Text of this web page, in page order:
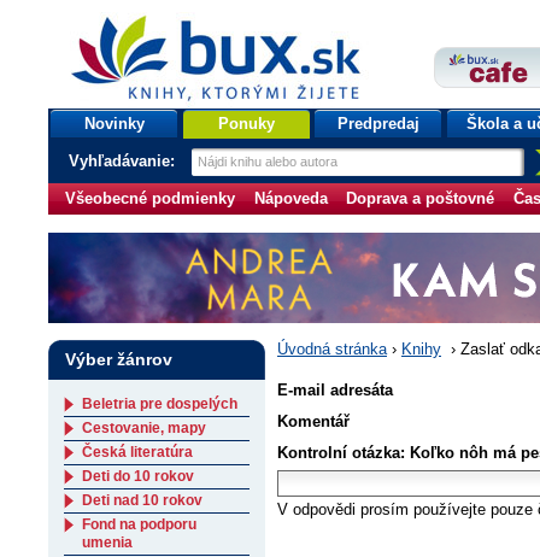
bux.sk
knihy, ktorými žijete
Úvodná stránka
Novinky Ponuky Predpredaj Škola a
Vyhľadávanie:
Všeobecné podmienky Nápoveda Doprava a poštovné
Úvodná stránka› Knihy › Zaslať
E-mail adresáta
Komentář
Kontrolní otázka: Koľko nôh má
V odpovědi prosím používejte pouze
Výber žánrov
Beletria pre dospelých
Cestovanie, mapy
Česká literatúra
Deti do 10 rokov
Deti nad 10 rokov
Fond na podporu
umenia